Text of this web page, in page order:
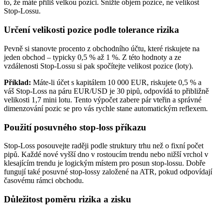
to, že máte příliš velkou pozici. Snižte objem pozice, ne velikost
Stop-Lossu.
Určení velikosti pozice podle tolerance rizika
Pevně si stanovte procento z obchodního účtu, které riskujete na
jeden obchod – typicky 0,5 % až 1 %. Z této hodnoty a ze
vzdálenosti Stop-Lossu si pak spočítejte velikost pozice (loty).
Příklad: Máte-li účet s kapitálem 10 000 EUR, riskujete 0,5 % a
váš Stop-Loss na páru EUR/USD je 30 pipů, odpovídá to přibližně
velikosti 1,7 mini lotu. Tento výpočet zabere pár vteřin a správné
dimenzování pozic se pro vás rychle stane automatickým reflexem.
Použití posuvného stop-loss příkazu
Stop-Loss posouvejte raději podle struktury trhu než o fixní počet
pipů. Každé nové vyšší dno v rostoucím trendu nebo nižší vrchol v
klesajícím trendu je logickým místem pro posun stop-lossu. Dobře
fungují také posuvné stop-lossy založené na ATR, pokud odpovídají
časovému rámci obchodu.
Důležitost poměru rizika a zisku